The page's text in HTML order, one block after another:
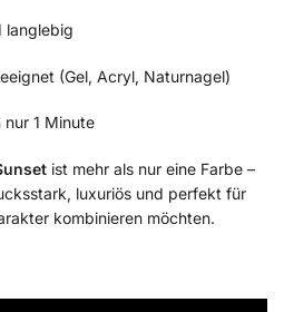
langlebig
(Gel, Acryl, Naturnagel)
nur 1 Minute
ist mehr als nur eine Farbe –
luxuriös und perfekt für
kombinieren möchten.